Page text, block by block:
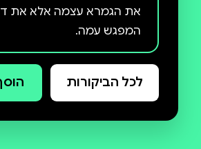
את הגמרא עצמה אלא את
מהדורת גמרא סדורה כוללת
לכל הביקורות